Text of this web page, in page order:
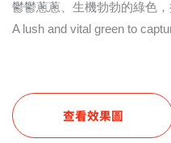
鬱鬱蔥蔥、生機勃勃的綠色，
A lush and vital green to
查看效果圖